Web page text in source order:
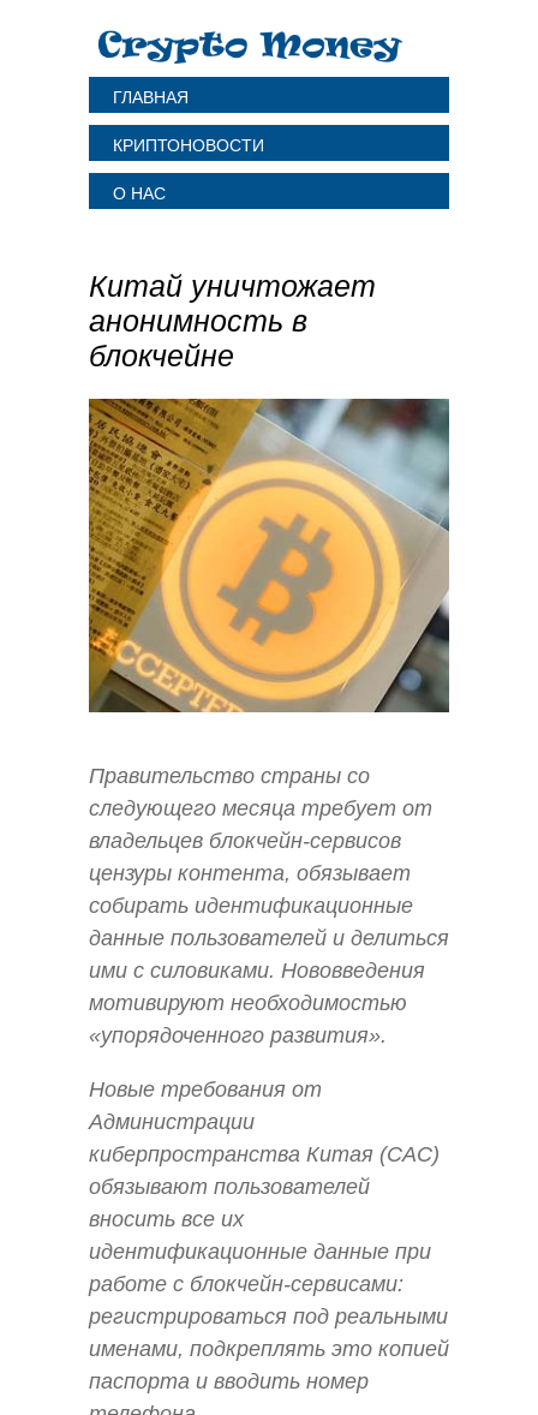
ГЛАВНАЯ
КРИПТОНОВОСТИ
О НАС
Китай уничтожает
анонимность в
блокчейне
Правительство страны со
следующего месяца требует от
владельцев блокчейн-сервисов
цензуры контента, обязывает
собирать идентификационные
данные пользователей и делиться
ими с силовиками. Нововведения
мотивируют необходимостью
«упорядоченного развития».
Новые требования от
Администрации
киберпространства Китая (CAC)
обязывают пользователей
вносить все их
идентификационные данные при
работе с блокчейн-сервисами:
регистрироваться под реальными
именами, подкреплять это копией
паспорта и вводить номер